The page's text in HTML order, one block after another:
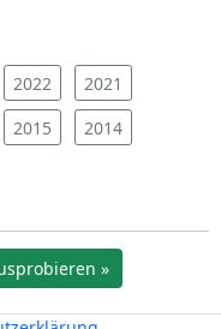
2022
2021
2015
2014
»